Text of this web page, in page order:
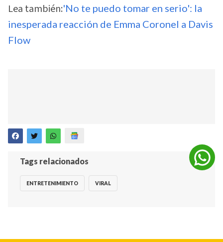
Lea también:'No te puedo tomar en serio': la
inesperada reacción de Emma Coronel a Davis
Flow
Tags relacionados
ENTRETENIMIENTO VIRAL